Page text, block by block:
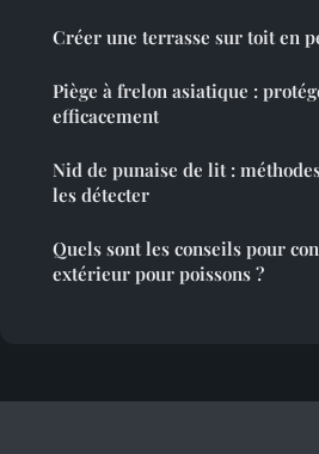
Créer une terrasse sur toit en
Piège à frelon asiatique :
efficacement
Nid de punaise de lit :
les détecter
Quels sont les conseils pour
extérieur pour poissons ?